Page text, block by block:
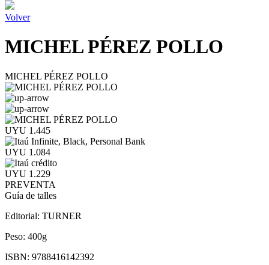
Volver
MICHEL PÉREZ POLLO
MICHEL PÉREZ POLLO
UYU 1.445
UYU 1.084
UYU 1.229
PREVENTA
Guía de talles
Editorial: TURNER
Peso: 400g
ISBN: 9788416142392